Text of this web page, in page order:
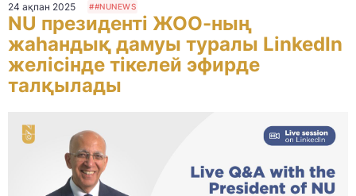
24 ақпан 2025 ##NUNEWS
NU президенті ЖОО-ның
жаһандық дамуы туралы LinkedIn
желісінде тікелей эфирде
талқылады